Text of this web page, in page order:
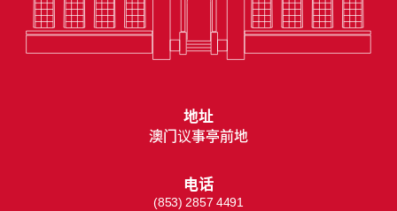
地址
澳门议事亭前地
电话
(853) 2857 4491